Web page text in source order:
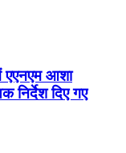
एएनएम आशा
निर्देश दिए गए